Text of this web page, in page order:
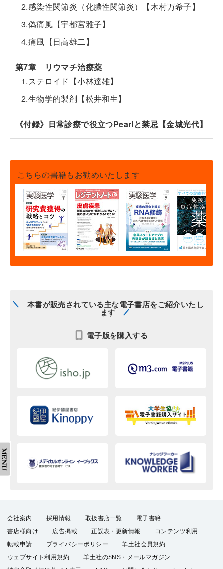
2.感染性関節炎（化膿性関節炎）【木村万希子】
3.偽痛風【宇都宮雅子】
4.痛風【日高雄二】
第7章 リウマチ治療薬
1.ステロイド【小林達雄】
2.生物学的製剤【松井和生】
《付録》日常診療で役立つPearlと禁忌【金城光代】
こちらの書籍もお勧めいたします
本書が販売されている主な電子書店をご紹介いたし
ます
電子版を購入する
会社案内 採用情報 取扱書店一覧
電子書籍
書店様向け
広告掲載 正誤表・更新情報
コンテンツ利用
転載申請
プライバシーポリシー
羊土社会員規約
ウェブサイト利用規約
羊土社のSNS・メールマガジン